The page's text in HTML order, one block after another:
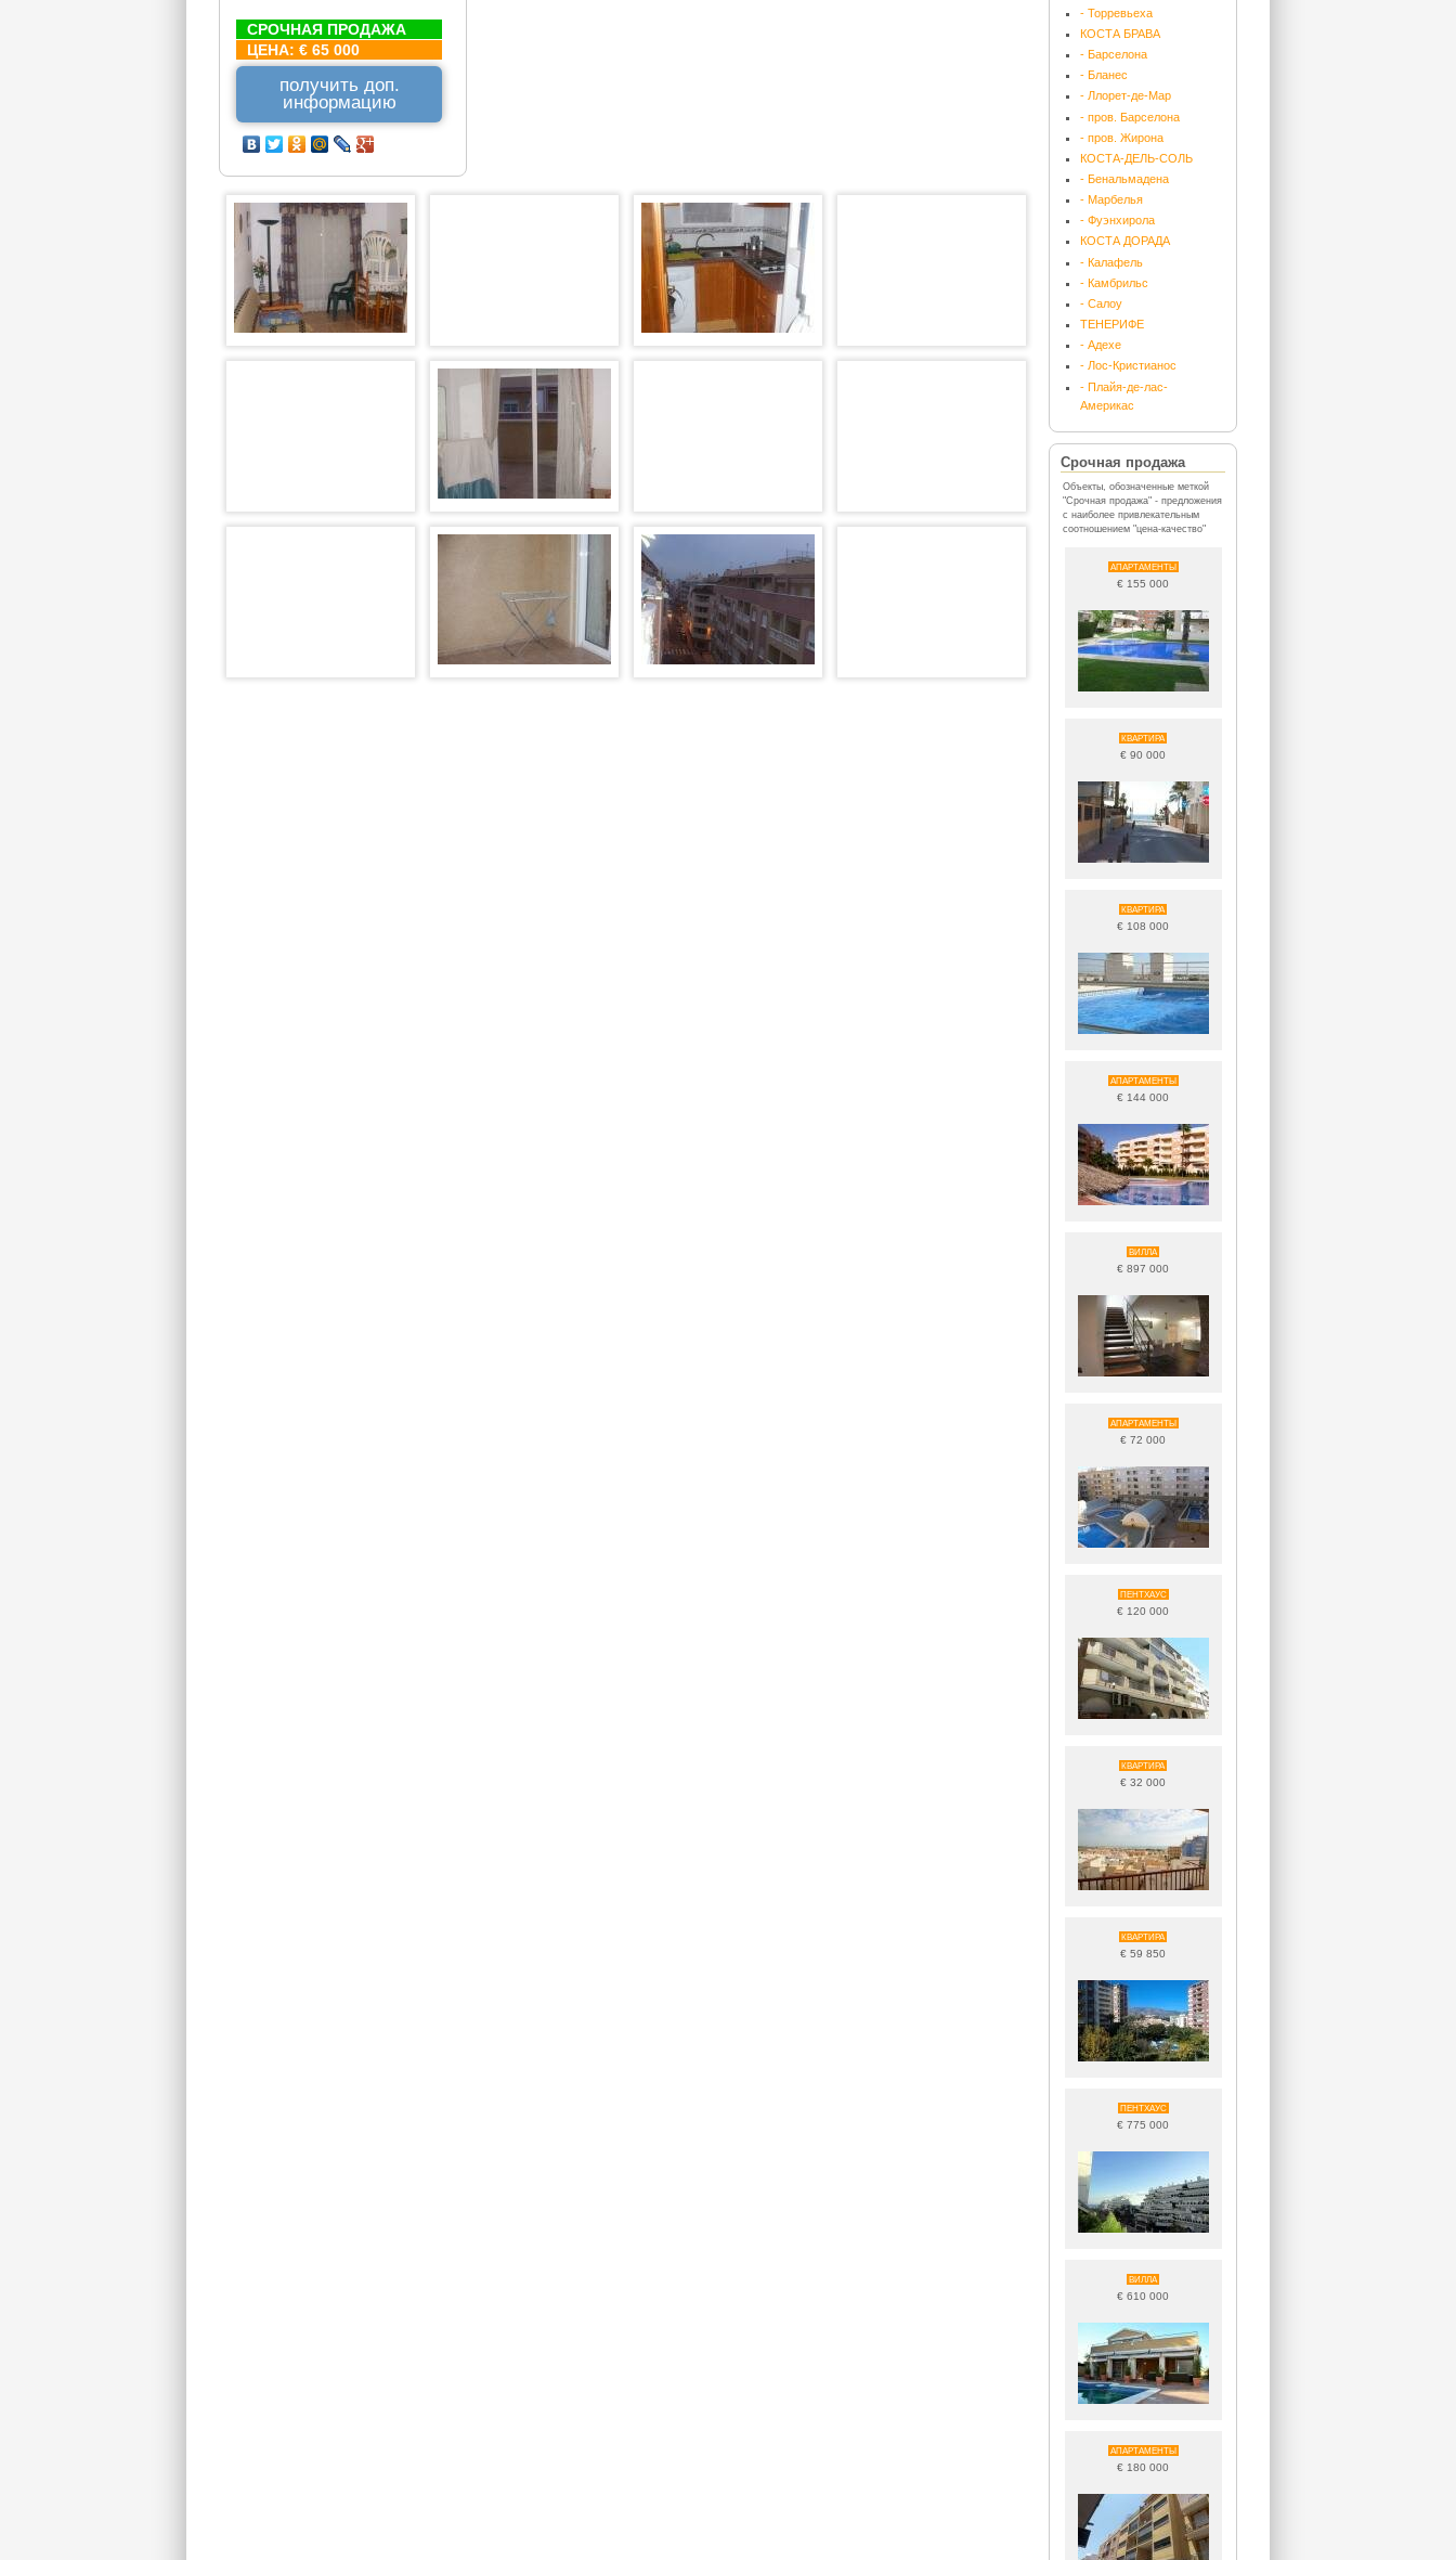
СРОЧНАЯ ПРОДАЖА
ЦЕНА: € 65 000
получить доп.
информацию
- Торревьеха
КОСТА БРАВА
- Барселона
- Бланес
- Ллорет-де-Мар
- пров. Барселона
- пров. Жирона
КОСТА-ДЕЛЬ-СОЛЬ
- Бенальмадена
- Марбелья
- Фуэнхирола
КОСТА ДОРАДА
- Калафель
- Камбрильс
- Салоу
ТЕНЕРИФЕ
- Адехе
- Лос-Кристианос
- Плайя-де-лас-
Америкас
Срочная продажа
Объекты, обозначенные меткой
"Срочная продажа" - предложения
с наиболее привлекательным
соотношением "цена-качество"
АПАРТАМЕНТЫ
€ 155 000
КВАРТИРА
€ 90 000
КВАРТИРА
€ 108 000
АПАРТАМЕНТЫ
€ 144 000
ВИЛЛА
€ 897 000
АПАРТАМЕНТЫ
€ 72 000
ПЕНТХАУС
€ 120 000
КВАРТИРА
€ 32 000
КВАРТИРА
€ 59 850
ПЕНТХАУС
€ 775 000
ВИЛЛА
€ 610 000
АПАРТАМЕНТЫ
€ 180 000